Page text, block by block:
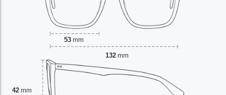
53 mm
42 mm
132 mm